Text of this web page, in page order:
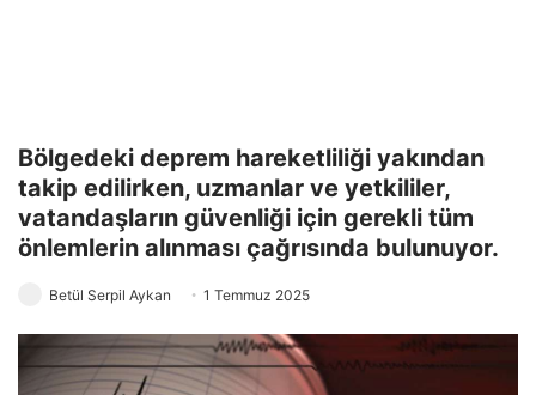
Bölgedeki deprem hareketliliği yakından
takip edilirken, uzmanlar ve yetkililer,
vatandaşların güvenliği için gerekli tüm
önlemlerin alınması çağrısında bulunuyor.
Betül Serpil Aykan 1 Temmuz 2025